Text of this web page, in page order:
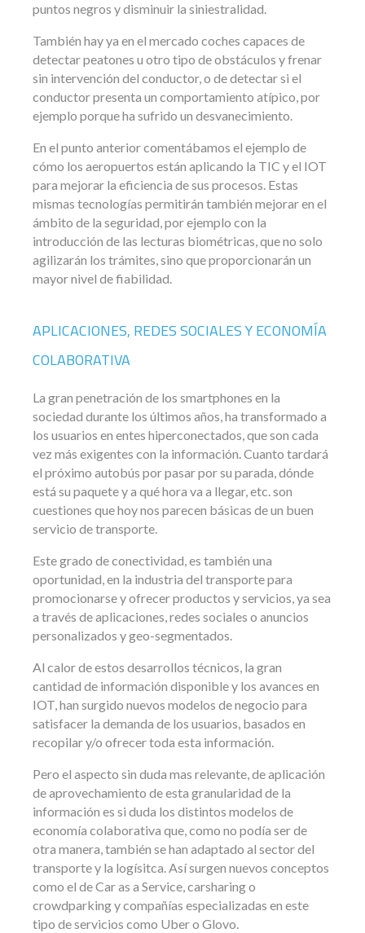
puntos negros y disminuir la siniestralidad.
También hay ya en el mercado coches capaces de
detectar peatones u otro tipo de obstáculos y frenar
sin intervención del conductor, o de detectar si el
conductor presenta un comportamiento atípico, por
ejemplo porque ha sufrido un desvanecimiento.
En el punto anterior comentábamos el ejemplo de
cómo los aeropuertos están aplicando la TIC y el IOT
para mejorar la eficiencia de sus procesos. Estas
mismas tecnologías permitirán también mejorar en el
ámbito de la seguridad, por ejemplo con la
introducción de las lecturas biométricas, que no solo
agilizarán los trámites, sino que proporcionarán un
mayor nivel de fiabilidad.
APLICACIONES, REDES SOCIALES Y ECONOMÍA
COLABORATIVA
La gran penetración de los smartphones en la
sociedad durante los últimos años, ha transformado a
los usuarios en entes hiperconectados, que son cada
vez más exigentes con la información. Cuanto tardará
el próximo autobús por pasar por su parada, dónde
está su paquete y a qué hora va a llegar, etc. son
cuestiones que hoy nos parecen básicas de un buen
servicio de transporte.
Este grado de conectividad, es también una
oportunidad, en la industria del transporte para
promocionarse y ofrecer productos y servicios, ya sea
a través de aplicaciones, redes sociales o anuncios
personalizados y geo-segmentados.
Al calor de estos desarrollos técnicos, la gran
cantidad de información disponible y los avances en
IOT, han surgido nuevos modelos de negocio para
satisfacer la demanda de los usuarios, basados en
recopilar y/o ofrecer toda esta información.
Pero el aspecto sin duda mas relevante, de aplicación
de aprovechamiento de esta granularidad de la
información es si duda los distintos modelos de
economía colaborativa que, como no podía ser de
otra manera, también se han adaptado al sector del
transporte y la logísitca. Así surgen nuevos conceptos
como el de Car as a Service, carsharing o
crowdparking y compañías especializadas en este
tipo de servicios como Uber o Glovo.